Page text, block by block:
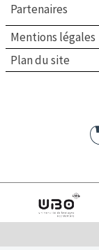
Université de
Bretagne occidentale
Partenaires
Mentions légales
Plan du site